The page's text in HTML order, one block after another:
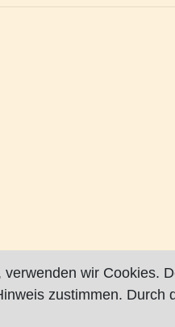
wir Cookies.
zustimmen.